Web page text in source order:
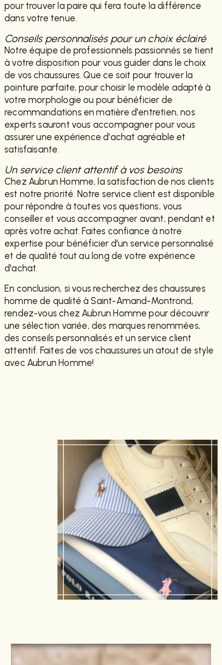
pour trouver la paire qui fera toute la différence
dans votre tenue.
Conseils personnalisés pour un choix éclairé
Notre équipe de professionnels passionnés se tient
à votre disposition pour vous guider dans le choix
de vos chaussures. Que ce soit pour trouver la
pointure parfaite, pour choisir le modèle adapté à
votre morphologie ou pour bénéficier de
recommandations en matière d'entretien, nos
experts sauront vous accompagner pour vous
assurer une expérience d'achat agréable et
satisfaisante.
Un service client attentif à vos besoins
Chez Aubrun Homme, la satisfaction de nos clients
est notre priorité. Notre service client est disponible
pour répondre à toutes vos questions, vous
conseiller et vous accompagner avant, pendant et
après votre achat. Faites confiance à notre
expertise pour bénéficier d'un service personnalisé
et de qualité tout au long de votre expérience
d'achat.
En conclusion, si vous recherchez des chaussures
homme de qualité à Saint-Amand-Montrond,
rendez-vous chez Aubrun Homme pour découvrir
une sélection variée, des marques renommées,
des conseils personnalisés et un service client
attentif. Faites de vos chaussures un atout de style
avec Aubrun Homme!